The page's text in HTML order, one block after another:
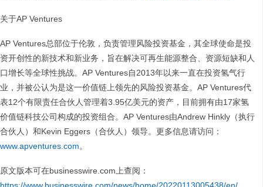
关于AP Ventures
AP Ventures总部位于伦敦，负责管理风险投资基金，其全球使命是投
资开创性的新技术和新业务，旨在解决可再生能源整合、资源短缺和人
口增长等全球性挑战。AP Ventures自2013年以来一直在投资氢气行
业，并被公认为是这一价值链上领先的风险投资基金。AP Ventures代
表12个有限责任合伙人管理着3.95亿美元的资产，目前拥有由17家氢
价值链科技公司构成的投资组合。AP Ventures由Andrew Hinkly（执行
合伙人）和Kevin Eggers（合伙人）领导。更多信息请访问：
www.apventures.com。
原文版本可在businesswire.com上查阅：